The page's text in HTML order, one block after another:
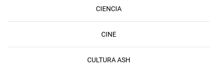
CIENCIA
CINE
CULTURA ASH